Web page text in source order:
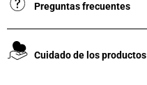
Preguntas frecuentes
Cuidado de los productos